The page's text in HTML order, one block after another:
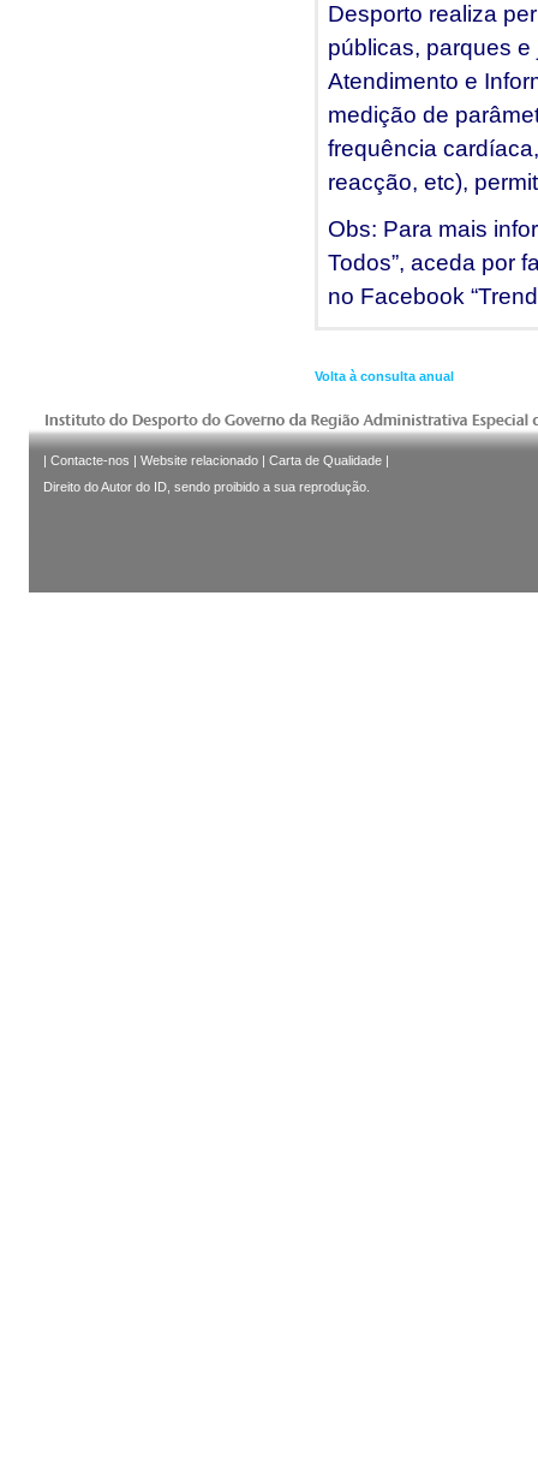
Desporto realiza
públicas, parques e
Atendimento e
medição de
frequência
reacção, etc),
Obs: Para mais
Todos”, aceda por
no Facebook
Volta à consulta anual
| Contacte-nos | Website relacionado | Carta de Qualidade |
Direito do Autor do ID, sendo proibido a sua reprodução.